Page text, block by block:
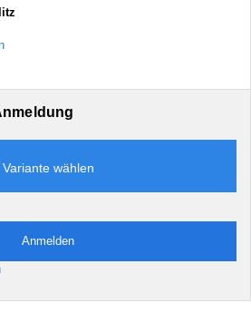
Variante wählen
Anmelden